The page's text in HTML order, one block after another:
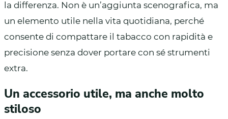
la differenza. Non è un’aggiunta scenografica, ma
un elemento utile nella vita quotidiana, perché
consente di compattare il tabacco con rapidità e
precisione senza dover portare con sé strumenti
extra.
Un accessorio utile, ma anche molto
stiloso